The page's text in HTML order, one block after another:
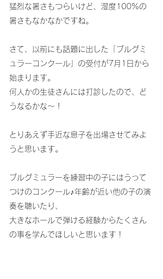
猛烈な暑さもつらいけど、湿度100%の
暑さもなかなかですね。
さて、以前にも話題に出した「ブルグミ
ュラーコンクール」の受付が7月1日から
始まります。
何人かの生徒さんには打診したので、ど
うなるかな～！
とりあえず手近な息子を出場させてみよ
うと思います。
ブルグミュラーを練習中の子にはうって
つけのコンクール♪年齢が近い他の子の演
奏を聴いたり、
大きなホールで弾ける経験からたくさん
の事を学んでほしいと思います！